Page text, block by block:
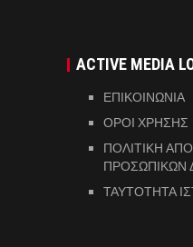
ACTIVE MEDIA
ΕΠΙΚΟΙΝΩΝΙΑ
ΟΡΟΙ ΧΡΗΣΗΣ
ΠΟΛΙΤΙΚΗ
ΠΡΟΣΩΠΙΚΩΝ
ΤΑΥΤΟΤΗΤΑ